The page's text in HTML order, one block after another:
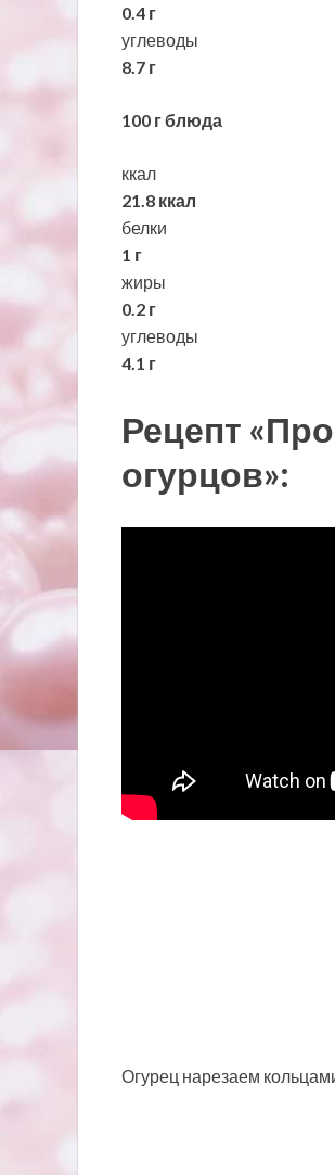
0.4 г
углеводы
8.7 г
100 г блюда
ккал
21.8 ккал
белки
1 г
жиры
0.2 г
углеводы
4.1 г
Рецепт
огурцов»:
Огурец нарезаем